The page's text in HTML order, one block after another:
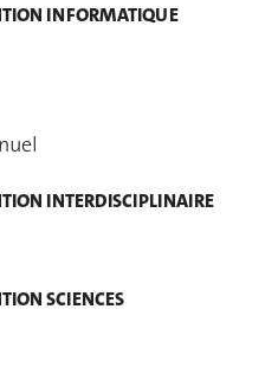
INFORMATIQUE
INTERDISCIPLINAIRE
SCIENCES